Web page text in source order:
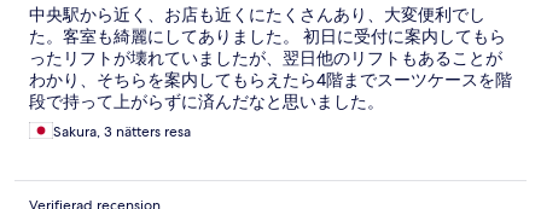
中央駅から近く、お店も近くにたくさんあり、大変便利でし
た。客室も綺麗にしてありました。 初日に受付に案内してもら
ったリフトが壊れていましたが、翌日他のリフトもあることが
わかり、そちらを案内してもらえたら4階までスーツケースを階
段で持って上がらずに済んだなと思いました。
Sakura, 3 nätters resa